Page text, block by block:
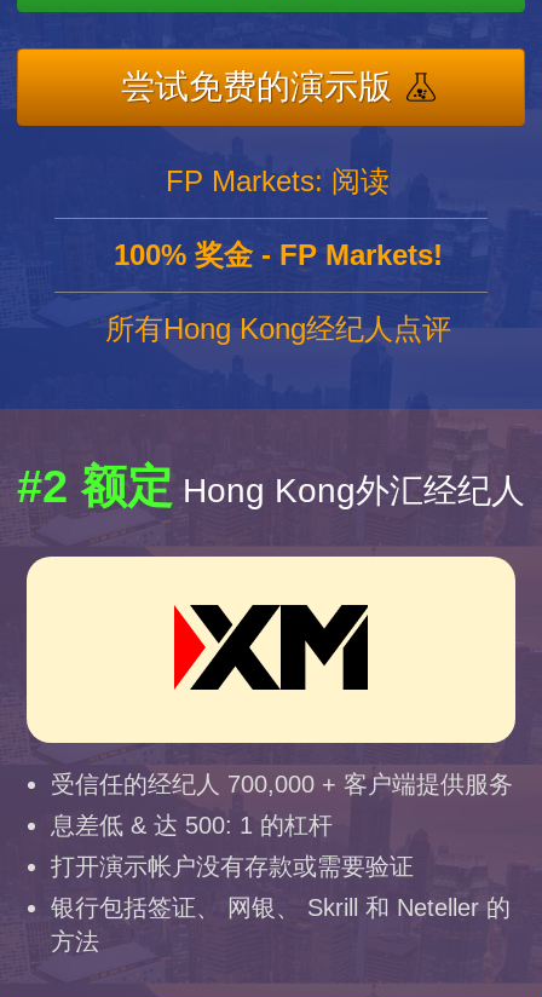
尝试免费的演示版
FP Markets: 阅读
100% 奖金 - FP Markets!
所有Hong Kong经纪人点评
#2 额定 Hong Kong外汇经纪人
受信任的经纪人 700,000 + 客户端提供服务
息差低 & 达 500: 1 的杠杆
打开演示帐户没有存款或需要验证
银行包括签证、 网银、 Skrill 和 Neteller 的
方法